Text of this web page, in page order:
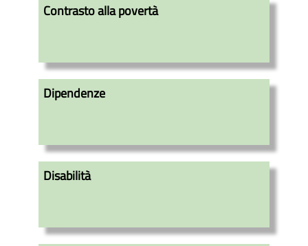
Contrasto alla povertà
Dipendenze
Disabilità